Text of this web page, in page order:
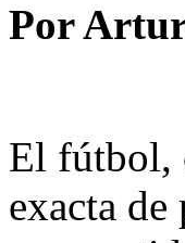
Por
El fútbol,
exacta